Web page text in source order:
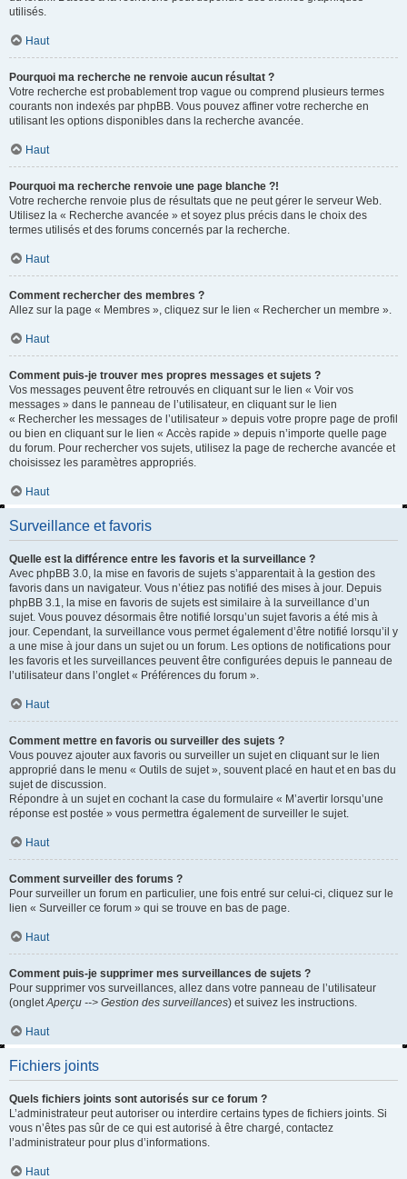
utilisés.
Haut
Pourquoi ma recherche ne renvoie aucun résultat ?
Votre recherche est probablement trop vague ou comprend plusieurs termes
courants non indexés par phpBB. Vous pouvez affiner votre recherche en
utilisant les options disponibles dans la recherche avancée.
Haut
Pourquoi ma recherche renvoie une page blanche ?!
Votre recherche renvoie plus de résultats que ne peut gérer le serveur Web.
Utilisez la « Recherche avancée » et soyez plus précis dans le choix des
termes utilisés et des forums concernés par la recherche.
Haut
Comment rechercher des membres ?
Allez sur la page « Membres », cliquez sur le lien « Rechercher un membre ».
Haut
Comment puis-je trouver mes propres messages et sujets ?
Vos messages peuvent être retrouvés en cliquant sur le lien « Voir vos
messages » dans le panneau de l’utilisateur, en cliquant sur le lien
« Rechercher les messages de l’utilisateur » depuis votre propre page de profil
ou bien en cliquant sur le lien « Accès rapide » depuis n’importe quelle page
du forum. Pour rechercher vos sujets, utilisez la page de recherche avancée et
choisissez les paramètres appropriés.
Haut
Surveillance et favoris
Quelle est la différence entre les favoris et la surveillance ?
Avec phpBB 3.0, la mise en favoris de sujets s’apparentait à la gestion des
favoris dans un navigateur. Vous n’étiez pas notifié des mises à jour. Depuis
phpBB 3.1, la mise en favoris de sujets est similaire à la surveillance d’un
sujet. Vous pouvez désormais être notifié lorsqu’un sujet favoris a été mis à
jour. Cependant, la surveillance vous permet également d’être notifié lorsqu’il y
a une mise à jour dans un sujet ou un forum. Les options de notifications pour
les favoris et les surveillances peuvent être configurées depuis le panneau de
l’utilisateur dans l’onglet « Préférences du forum ».
Haut
Comment mettre en favoris ou surveiller des sujets ?
Vous pouvez ajouter aux favoris ou surveiller un sujet en cliquant sur le lien
approprié dans le menu « Outils de sujet », souvent placé en haut et en bas du
sujet de discussion.
Répondre à un sujet en cochant la case du formulaire « M’avertir lorsqu’une
réponse est postée » vous permettra également de surveiller le sujet.
Haut
Comment surveiller des forums ?
Pour surveiller un forum en particulier, une fois entré sur celui-ci, cliquez sur le
lien « Surveiller ce forum » qui se trouve en bas de page.
Haut
Comment puis-je supprimer mes surveillances de sujets ?
Pour supprimer vos surveillances, allez dans votre panneau de l’utilisateur
(ongletAperçu --> Gestion des surveillances) et suivez les instructions.
Haut
Fichiers joints
Quels fichiers joints sont autorisés sur ce forum ?
L’administrateur peut autoriser ou interdire certains types de fichiers joints. Si
vous n’êtes pas sûr de ce qui est autorisé à être chargé, contactez
l’administrateur pour plus d’informations.
Haut